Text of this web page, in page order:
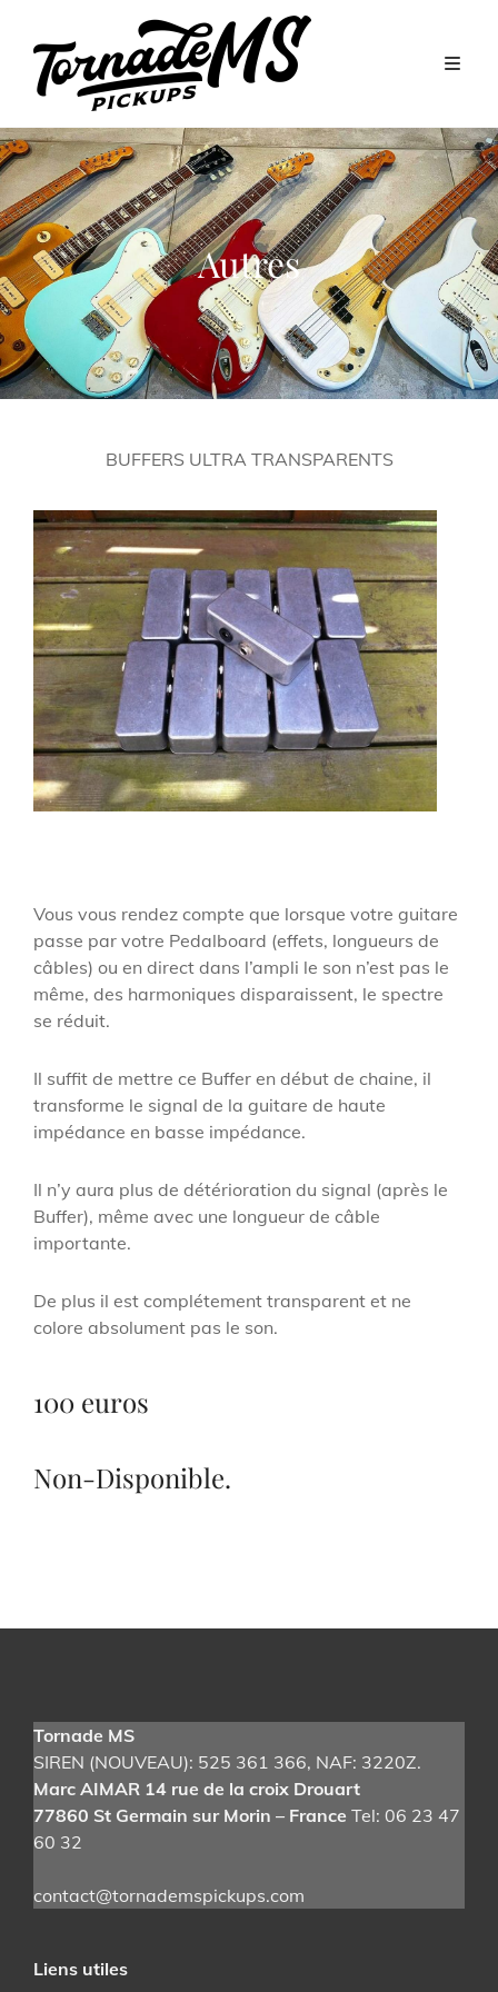
Autres
BUFFERS ULTRA TRANSPARENTS
Vous vous rendez compte que lorsque votre guitare
passe par votre Pedalboard (effets, longueurs de
câbles) ou en direct dans l’ampli le son n’est pas le
même, des harmoniques disparaissent, le spectre
se réduit.
Il suffit de mettre ce Buffer en début de chaine, il
transforme le signal de la guitare de haute
impédance en basse impédance.
Il n’y aura plus de détérioration du signal (après le
Buffer), même avec une longueur de câble
importante.
De plus il est complétement transparent et ne
colore absolument pas le son.
100 euros
Non-Disponible.
Tornade MS
SIREN (NOUVEAU): 525 361 366, NAF: 3220Z.
Marc AIMAR 14 rue de la croix Drouart
77860 St Germain sur Morin – France Tel: 06 23 47
60 32
contact@tornademspickups.com
Liens utiles